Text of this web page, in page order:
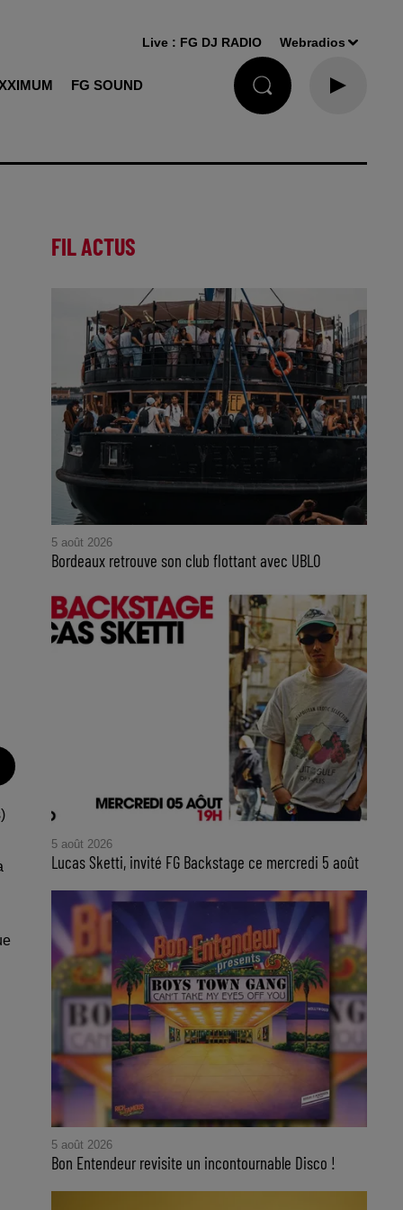
FG SOUND
Live : FG DJ RADIO Webradios
FIL ACTUS
5 août 2026
Bordeaux retrouve son club flottant avec UBLO
5 août 2026
Lucas Sketti, invité FG Backstage ce mercredi 5 août
5 août 2026
Bon Entendeur revisite un incontournable Disco !